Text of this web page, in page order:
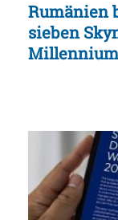
Rumänien
sieben